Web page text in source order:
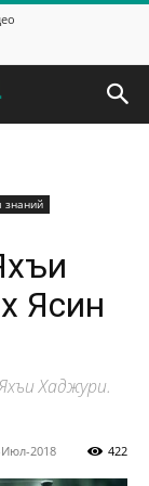
знаний
Ясин
Хаджури.
Июл-2018 422